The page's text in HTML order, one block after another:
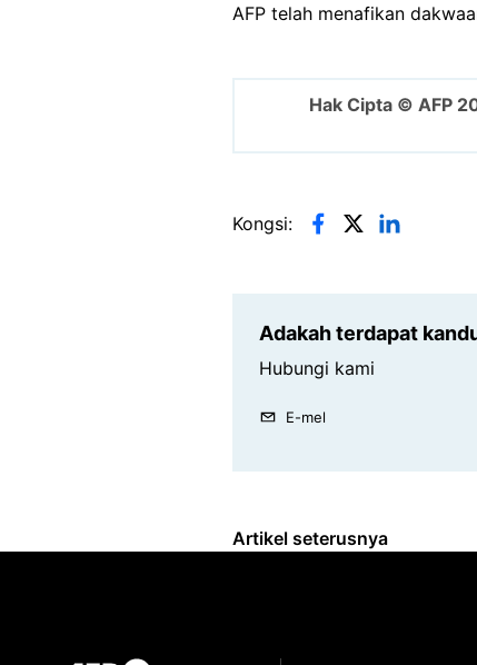
AFP telah menafikan
Hak Cipta © AFP
Kongsi:
Adakah terdapat
Hubungi kami
E-mel
Artikel seterusnya